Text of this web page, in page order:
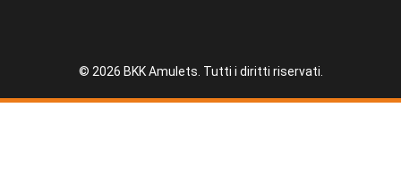
© 2026 BKK Amulets. Tutti i diritti riservati.